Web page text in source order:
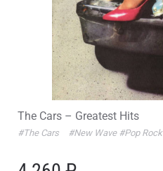
The Cars – Greatest Hits
#The Cars #New Wave #Pop Rock